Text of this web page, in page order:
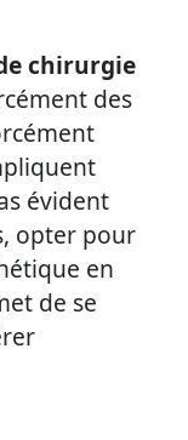
chirurgie
des
évident
opter pour
en
de se